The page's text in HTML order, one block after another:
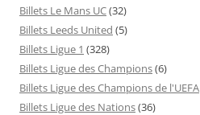
Billets Le Mans UC(32)
Billets Leeds United (5)
Billets Ligue 1 (328)
Billets Ligue des Champions(6)
Billets Ligue des Champions de l'UEFA
Billets Ligue des Nations(36)